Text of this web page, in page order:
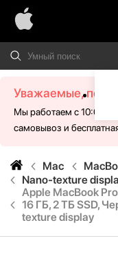
Уважаемые,
Мы работаем с 10:00 -
самовывоз и
Mac
Nano-texture
Apple MacBook
16 ГБ, 2 ТБ SSD,
texture display